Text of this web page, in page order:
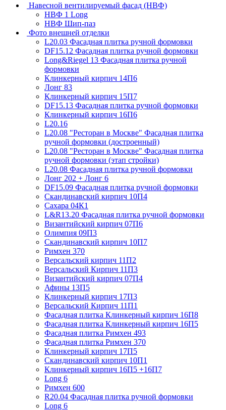
Навесной вентилируемый фасад (НВФ)
НВФ 1 Long
НВФ Шип-паз
Фото внешней отделки
L20.03 Фасадная плитка ручной формовки
DF15.12 Фасадная плитка ручной формовки
Long&Riegel 13 Фасадная плитка ручной
формовки
Клинкерный кирпич 14П6
Лонг 83
Клинкерный кирпич 15П7
DF15.13 Фасадная плитка ручной формовки
Клинкерный кирпич 16П6
L20.16
L20.08 "Ресторан в Москве" Фасадная плитка
ручной формовки (достроенный)
L20.08 "Ресторан в Москве" Фасадная плитка
ручной формовки (этап стройки)
L20.08 Фасадная плитка ручной формовки
Лонг 202 + Лонг 6
DF15.09 Фасадная плитка ручной формовки
Скандинавский кирпич 10П4
Сахара 04К1
L&R13.20 Фасадная плитка ручной формовки
Византийский кирпич 07П6
Олимпия 09П3
Скандинавский кирпич 10П7
Римхен 370
Версальский кирпич 11П2
Версальский Кирпич 11П3
Византийский кирпич 07П4
Афины 13П5
Клинкерный кирпич 17П3
Версальский Кирпич 11П1
Фасадная плитка Клинкерный кирпич 16П8
Фасадная плитка Клинкерный кирпич 16П5
Фасадная плитка Римхен 493
Фасадная плитка Римхен 370
Клинкерный кирпич 17П5
Скандинавский кирпич 10П1
Клинкерный кирпич 16П5 +16П7
Long 6
Римхен 600
R20.04 Фасадная плитка ручной формовки
Long 6